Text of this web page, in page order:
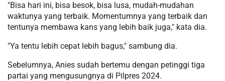
"Bisa hari ini, bisa besok, bisa lusa, mudah-mudahan
waktunya yang terbaik. Momentumnya yang terbaik dan
tentunya membawa kans yang lebih baik juga," kata dia.
"Ya tentu lebih cepat lebih bagus," sambung dia.
Sebelumnya, Anies sudah bertemu dengan petinggi tiga
partai yang mengusungnya di Pilpres 2024.